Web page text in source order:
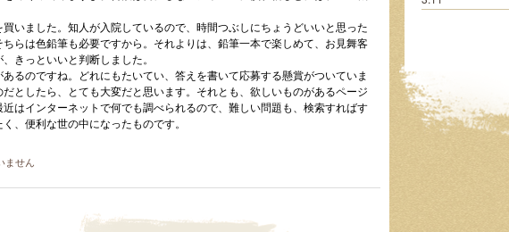
いました。知人が入院しているので、時間つぶしにちょうどいいと思った
らは色鉛筆も必要ですから。それよりは、鉛筆一本で楽しめて、お見舞客
きっといいと判断しました。
るのですね。どれにもたいてい、答えを書いて応募する懸賞がついていま
としたら、とても大変だと思います。それとも、欲しいものがあるページ
はインターネットで何でも調べられるので、難しい問題も、検索すればす
、便利な世の中になったものです。
ません